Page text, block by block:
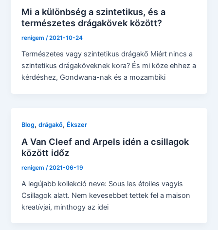
Mi a különbség a szintetikus, és a
természetes drágakövek között?
renigem/2021-10-24
Természetes vagy szintetikus drágakő Miért nincs a
szintetikus drágaköveknek kora? És mi köze ehhez a
kérdéshez, Gondwana-nak és a mozambiki
Blog,drágakő, Ékszer
A Van Cleef and Arpels idén a csillagok
között időz
renigem /2021-06-19
A legújabb kollekció neve: Sous les étoiles vagyis
Csillagok alatt. Nem kevesebbet tettek fel a maison
kreatívjai, minthogy az idei